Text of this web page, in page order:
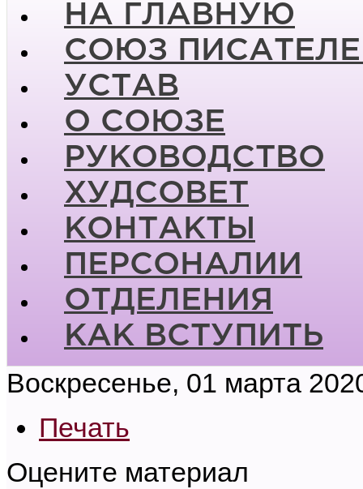
НА ГЛАВНУЮ
СОЮЗ
УСТАВ
О СОЮЗЕ
РУКОВОДСТВО
ХУДСОВЕТ
КОНТАКТЫ
ПЕРСОНАЛИИ
ОТДЕЛЕНИЯ
КАК ВСТУПИТЬ
Воскресенье, 01 марта
Печать
Оцените материал